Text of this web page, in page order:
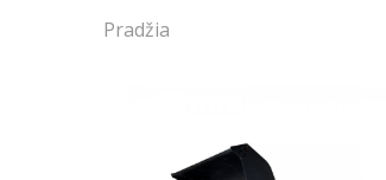
Pradžia